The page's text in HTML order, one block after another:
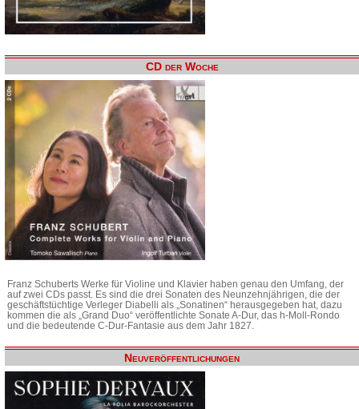
CD der Woche
Franz Schuberts Werke für Violine und Klavier haben genau den Umfang, der
auf zwei CDs passt. Es sind die drei Sonaten des Neunzehnjährigen, die der
geschäftstüchtige Verleger Diabelli als „Sonatinen“ herausgegeben hat, dazu
kommen die als „Grand Duo“ veröffentlichte Sonate A-Dur, das h-Moll-Rondo
und die bedeutende C-Dur-Fantasie aus dem Jahr 1827.
Neuveröffentlichungen